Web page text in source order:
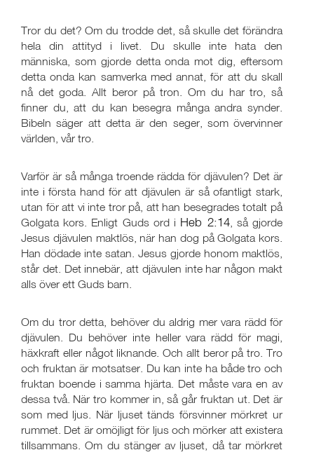
Tror du det? Om du trodde det, så skulle det förändra
hela din attityd i livet. Du skulle inte hata den
människa, som gjorde detta onda mot dig, eftersom
detta onda kan samverka med annat, för att du skall
nå det goda. Allt beror på tron. Om du har tro, så
finner du, att du kan besegra många andra synder.
Bibeln säger att detta är den seger, som övervinner
världen, vår tro.
Varför är så många troende rädda för djävulen? Det är
inte i första hand för att djävulen är så ofantligt stark,
utan för att vi inte tror på, att han besegrades totalt på
Golgata kors. Enligt Guds ord i Heb 2:14, så gjorde
Jesus djävulen maktlös, när han dog på Golgata kors.
Han dödade inte satan. Jesus gjorde honom maktlös,
står det. Det innebär, att djävulen inte har någon makt
alls över ett Guds barn.
Om du tror detta, behöver du aldrig mer vara rädd för
djävulen. Du behöver inte heller vara rädd för magi,
häxkraft eller något liknande. Och allt beror på tro. Tro
och fruktan är motsatser. Du kan inte ha både tro och
fruktan boende i samma hjärta. Det måste vara en av
dessa två. När tro kommer in, så går fruktan ut. Det är
som med ljus. När ljuset tänds försvinner mörkret ur
rummet. Det är omöjligt för ljus och mörker att existera
tillsammans. Om du stänger av ljuset, då tar mörkret